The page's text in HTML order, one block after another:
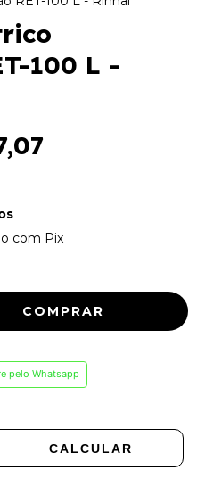
100 L -
com Pix
pelo Whatsapp
CALCULAR